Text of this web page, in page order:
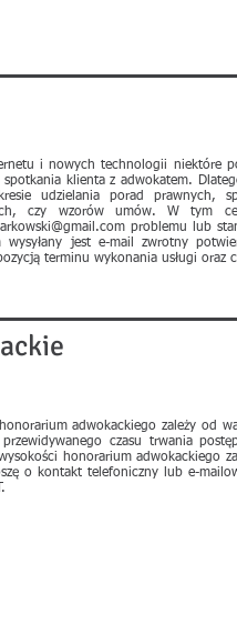
i nowych technologii niektóre
spotkania klienta z adwokatem.
udzielania porad prawnych,
czy wzorów umów. W tym
problemu lub
wysyłany jest e-mail zwrotny
terminu wykonania usługi oraz
adwokackiego zależy od
czasu trwania
honorarium adwokackiego
o kontakt telefoniczny lub e-